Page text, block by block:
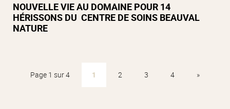
NOUVELLE VIE AU DOMAINE POUR 14
HÉRISSONS DU CENTRE DE SOINS BEAUVAL
NATURE
Page 1 sur 4 1 2 3 4 »